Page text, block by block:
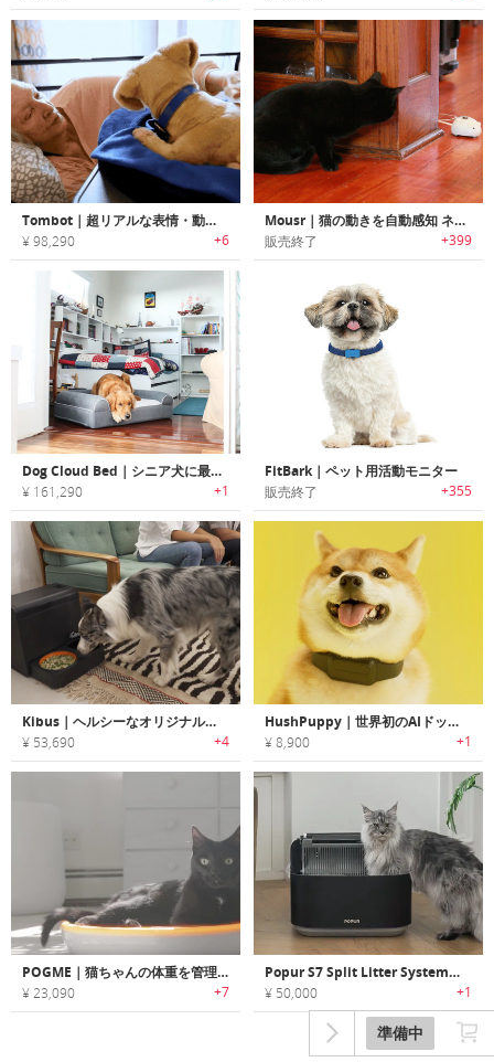
準備中
Tombot｜超リアルな表情・動きのコンパニオンドッグロボット「トムボット」
¥ 98,290 +6
Mousr｜猫の動きを自動感知 ネズミ型ロボティックトイ
販売終了 +399
Dog Cloud Bed｜シニア犬に最適な関節マッサージ機能搭載ドッグベッド「ドッグクラウドベッド」
¥ 161,290 +1
FitBark｜ペット用活動モニター
販売終了 +355
Kibus｜ヘルシーなオリジナルドッグフードが簡単に作れるドッグフードメーカー「キバス」
¥ 53,690 +4
HushPuppy｜世界初のAIドッグトレーニングデバイス
¥ 8,900 +1
POGME｜猫ちゃんの体重を管理するスマート体重計「ポグミー」
¥ 23,090 +7
Popur S7 Split Litter System｜猫ちゃん想いの設計！防臭・安心設計のスマート猫トイレ
¥ 50,000 +1